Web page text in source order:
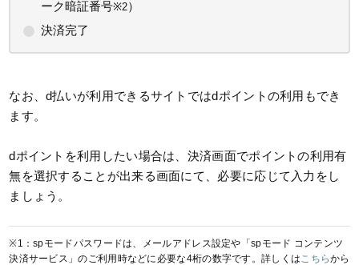
ーク暗証番号※2）
決済完了
なお、d払いが利用できるサイトではdポイントの利用もでき
ます。
dポイントを利用したい場合は、決済画面でポイントの利用有
無を選択することが出来る画面にて、必要に応じて入力をし
ましょう。
※1：spモードパスワードは、メールアドレス設定や「spモード コンテンツ
決済サービス」のご利用時などに必要な4桁の数字です。詳しくは こちらから